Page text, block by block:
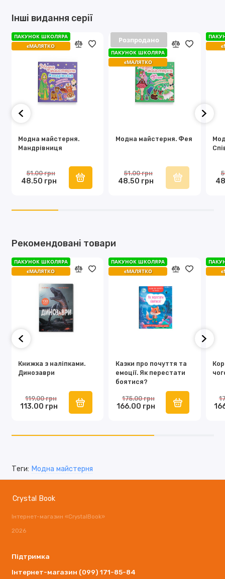
Інші видання серії
Модна майстерня.
Мандрівниця
ПАКУНОК ШКОЛЯРА
єМАЛЯТКО
ПАКУНОК ШКОЛЯРА
єМАЛЯТКО
48.50 грн
51.00 грн
Модна майстерня. Фея
Розпродано
ПАКУНОК ШКОЛЯРА
єМАЛЯТКО
Розпродано
ПАКУНОК ШКОЛЯРА
єМАЛЯТКО
48.50 грн
51.00 грн
Рекомендовані товари
Книжка з наліпками.
Динозаври
ПАКУНОК ШКОЛЯРА
єМАЛЯТКО
113.00 грн
119.00 грн
Казки про почуття та
емоції. Як перестати
боятися?
ПАКУНОК ШКОЛЯРА
єМАЛЯТКО
166.00 грн
175.00 грн
Теги: Модна майстерня
Crystal Book
Інтернет-магазин «CrystalBook»
2026
Підтримка
Інтернет-магазин (099) 171-85-84